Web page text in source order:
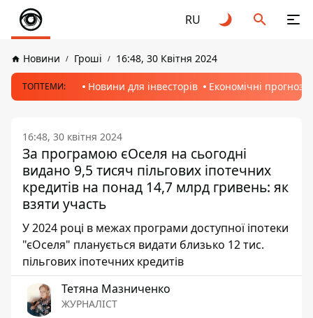
RU
Новини Гроші 16:48, 30 Квітня 2024
ТОПТЕМИ: Новини для інвесторів Економічні прогнози
16:48, 30 квітня 2024
За програмою єОселя на сьогодні
видано 9,5 тисяч пільгових іпотечних
кредитів на понад 14,7 млрд гривень: як
взяти участь
У 2024 році в межах програми доступної іпотеки
"єОселя" планується видати близько 12 тис.
пільгових іпотечних кредитів
Тетяна Мазниченко
ЖУРНАЛІСТ